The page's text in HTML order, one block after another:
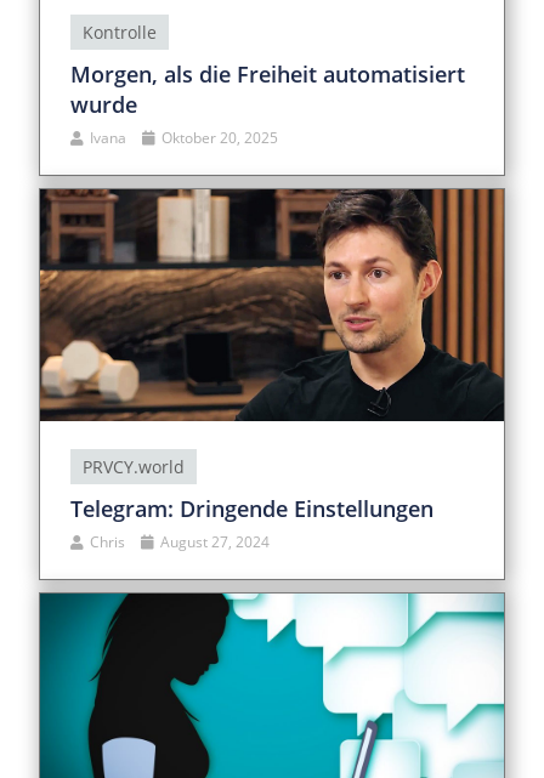
Kontrolle
Morgen, als die Freiheit automatisiert
wurde
Ivana Oktober 20, 2025
PRVCY.world
Telegram: Dringende Einstellungen
Chris August 27, 2024